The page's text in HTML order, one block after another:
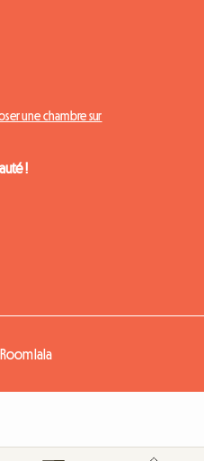
une chambre sur
!